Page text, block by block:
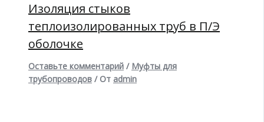
Изоляция стыков
теплоизолированных труб в П/Э
оболочке
Оставьте комментарий / Муфты для
трубопроводов / От admin